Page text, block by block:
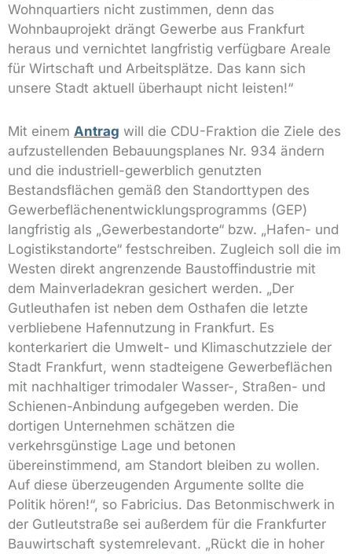
Wohnquartiers nicht zustimmen, denn das
Wohnbauprojekt drängt Gewerbe aus Frankfurt
heraus und vernichtet langfristig verfügbare Areale
für Wirtschaft und Arbeitsplätze. Das kann sich
unsere Stadt aktuell überhaupt nicht leisten!“
Mit einem Antrag will die CDU-Fraktion die Ziele des
aufzustellenden Bebauungsplanes Nr. 934 ändern
und die industriell-gewerblich genutzten
Bestandsflächen gemäß den Standorttypen des
Gewerbeflächenentwicklungsprogramms (GEP)
langfristig als „Gewerbestandorte“ bzw. „Hafen- und
Logistikstandorte“ festschreiben. Zugleich soll die im
Westen direkt angrenzende Baustoffindustrie mit
dem Mainverladekran gesichert werden. „Der
Gutleuthafen ist neben dem Osthafen die letzte
verbliebene Hafennutzung in Frankfurt. Es
konterkariert die Umwelt- und Klimaschutzziele der
Stadt Frankfurt, wenn stadteigene Gewerbeflächen
mit nachhaltiger trimodaler Wasser-, Straßen- und
Schienen-Anbindung aufgegeben werden. Die
dortigen Unternehmen schätzen die
verkehrsgünstige Lage und betonen
übereinstimmend, am Standort bleiben zu wollen.
Auf diese überzeugenden Argumente sollte die
Politik hören!“, so Fabricius. Das Betonmischwerk in
der Gutleutstraße sei außerdem für die Frankfurter
Bauwirtschaft systemrelevant. „Rückt die in hoher